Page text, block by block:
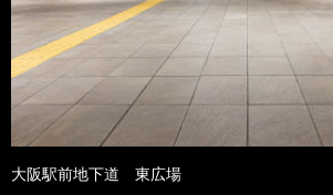
大阪駅前地下道 東広場